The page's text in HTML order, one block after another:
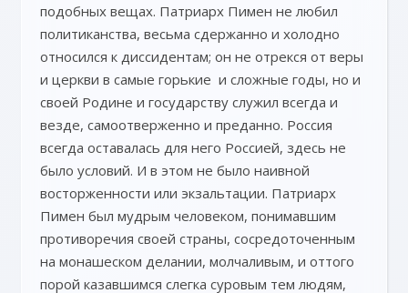
подобных вещах. Патриарх Пимен не любил
политиканства, весьма сдержанно и холодно
относился к диссидентам; он не отрекся от веры
и церкви в самые горькие и сложные годы, но и
своей Родине и государству служил всегда и
везде, самоотверженно и преданно. Россия
всегда оставалась для него Россией, здесь не
было условий. И в этом не было наивной
восторженности или экзальтации. Патриарх
Пимен был мудрым человеком, понимавшим
противоречия своей страны, сосредоточенным
на монашеском делании, молчаливым, и оттого
порой казавшимся слегка суровым тем людям,